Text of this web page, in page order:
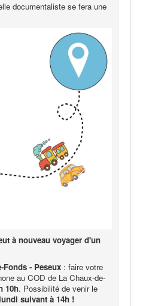
documentaliste se fera une
à nouveau voyager d'un
Fonds - Peseux : faire votre
au COD de La Chaux-de-
10h. Possibilité de venir le
suivant à 14h !